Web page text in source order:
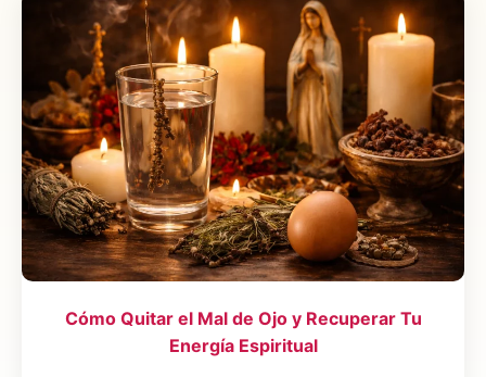
Cómo Quitar el Mal de Ojo y Recuperar Tu
Energía Espiritual